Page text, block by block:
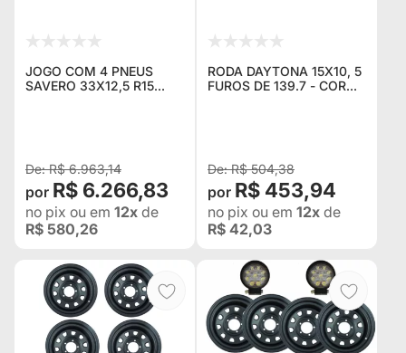
JOGO COM 4 PNEUS
SAVERO 33X12,5 R15
R$ 6.963,14
R$ 6.266,83
no pix ou em 12x de
R$ 580,26
RODA DAYTONA 15X10, 5
FUROS DE 139.7 - COR
R$ 504,38
R$ 453,94
no pix ou em 12x de
R$ 42,03